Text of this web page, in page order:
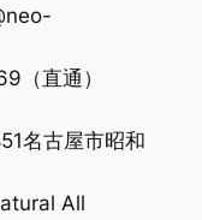
直通）
古屋市昭和
All